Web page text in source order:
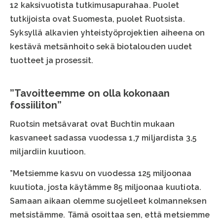
12 kaksivuotista tutkimusapurahaa. Puolet
tutkijoista ovat Suomesta, puolet Ruotsista.
Syksyllä alkavien yhteistyöprojektien aiheena on
kestävä metsänhoito sekä biotalouden uudet
tuotteet ja prosessit.
”Tavoitteemme on olla kokonaan
fossiiliton”
Ruotsin metsävarat ovat Buchtin mukaan
kasvaneet sadassa vuodessa 1,7 miljardista 3,5
miljardiin kuutioon.
”Metsiemme kasvu on vuodessa 125 miljoonaa
kuutiota, josta käytämme 85 miljoonaa kuutiota.
Samaan aikaan olemme suojelleet kolmanneksen
metsistämme. Tämä osoittaa sen, että metsiemme